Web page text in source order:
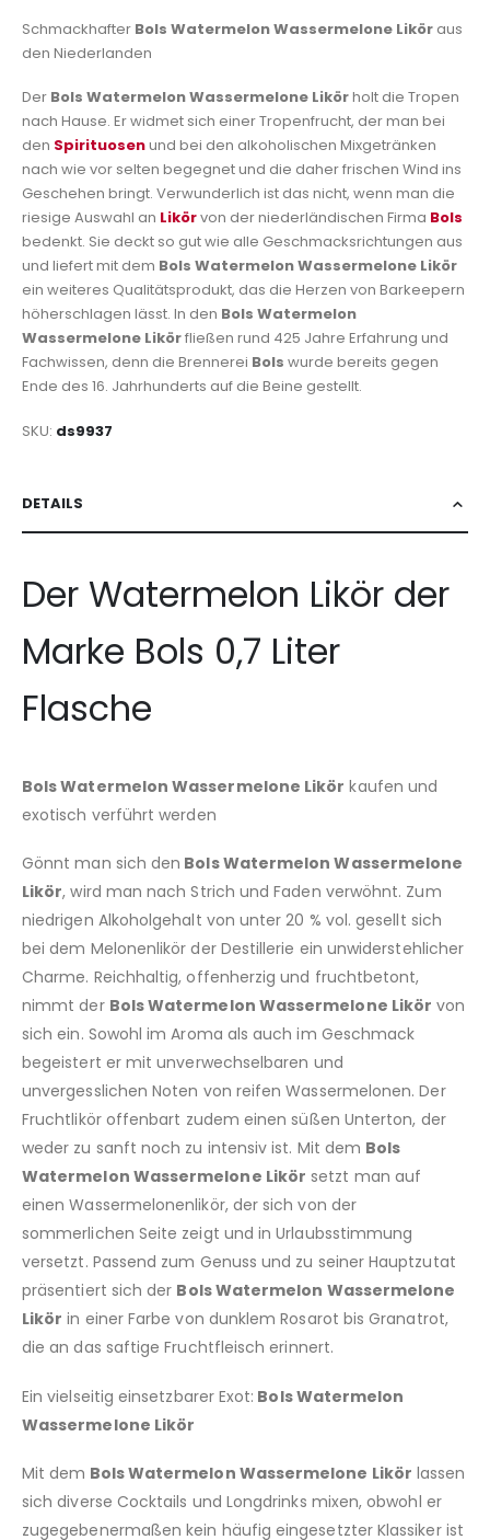
Schmackhafter Bols Watermelon Wassermelone Likör aus
den Niederlanden
Der Bols Watermelon Wassermelone Likörholt die Tropen
nach Hause. Er widmet sich einer Tropenfrucht, der man bei
den Spirituosenund bei den alkoholischen Mixgetränken
nach wie vor selten begegnet und die daher frischen Wind ins
Geschehen bringt. Verwunderlich ist das nicht, wenn man die
riesige Auswahl an Likörvon der niederländischen Firma Bols
bedenkt. Sie deckt so gut wie alle Geschmacksrichtungen aus
und liefert mit dem Bols Watermelon Wassermelone Likör
ein weiteres Qualitätsprodukt, das die Herzen von Barkeepern
höherschlagen lässt. In den Bols Watermelon
Wassermelone Likörfließen rund 425 Jahre Erfahrung und
Fachwissen, denn die Brennerei Bols wurde bereits gegen
Ende des 16. Jahrhunderts auf die Beine gestellt.
SKU ds9937
DETAILS
Der Watermelon Likör der
Marke Bols 0,7 Liter
Flasche
Bols Watermelon Wassermelone Likör kaufen und
exotisch verführt werden
Gönnt man sich den Bols Watermelon Wassermelone
Likör, wird man nach Strich und Faden verwöhnt. Zum
niedrigen Alkoholgehalt von unter 20 % vol. gesellt sich
bei dem Melonenlikör der Destillerie ein unwiderstehlicher
Charme. Reichhaltig, offenherzig und fruchtbetont,
nimmt der Bols Watermelon Wassermelone Likör von
sich ein. Sowohl im Aroma als auch im Geschmack
begeistert er mit unverwechselbaren und
unvergesslichen Noten von reifen Wassermelonen. Der
Fruchtlikör offenbart zudem einen süßen Unterton, der
weder zu sanft noch zu intensiv ist. Mit dem Bols
Watermelon Wassermelone Likör setzt man auf
einen Wassermelonenlikör, der sich von der
sommerlichen Seite zeigt und in Urlaubsstimmung
versetzt. Passend zum Genuss und zu seiner Hauptzutat
präsentiert sich der Bols Watermelon Wassermelone
Likör in einer Farbe von dunklem Rosarot bis Granatrot,
die an das saftige Fruchtfleisch erinnert.
Ein vielseitig einsetzbarer Exot: Bols Watermelon
Wassermelone Likör
Mit dem Bols Watermelon Wassermelone Likör lassen
sich diverse Cocktails und Longdrinks mixen, obwohl er
zugegebenermaßen kein häufig eingesetzter Klassiker ist